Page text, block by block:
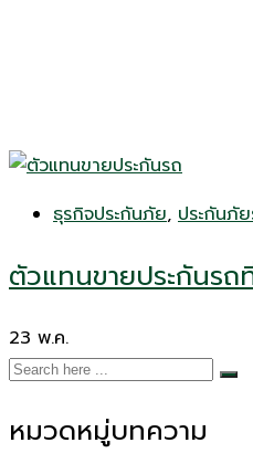
ธุรกิจประกันภัย, ประกันภั
ตัวแทนขายประกันรถ
23 พ.ค.
หมวดหมู่บทความ